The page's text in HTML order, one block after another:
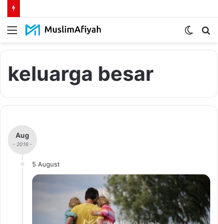
Menu
Switch
keluarga besar
Aug
- 2016 -
5 August